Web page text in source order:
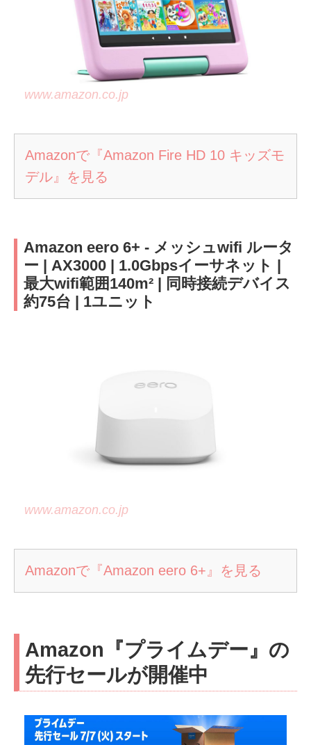
www.amazon.co.jp
Amazonで『Amazon Fire HD 10 キッズモ
デル』を見る
Amazon eero 6+ - メッシュwifi ルータ
ー | AX3000 | 1.0Gbpsイーサネット |
最大wifi範囲140m² | 同時接続デバイス
約75台 | 1ユニット
www.amazon.co.jp
Amazonで『Amazon eero 6+』を見る
Amazon『プライムデー』の
先行セールが開催中